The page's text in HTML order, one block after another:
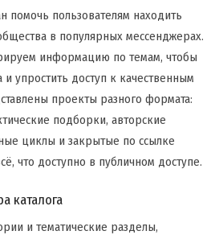
помочь пользователям находить
в популярных мессенджерах.
информацию по темам, чтобы
упростить доступ к качественным
проекты разного формата:
подборки, авторские
циклы и закрытые по ссылке
что доступно в публичном доступе.
каталога
и тематические разделы,